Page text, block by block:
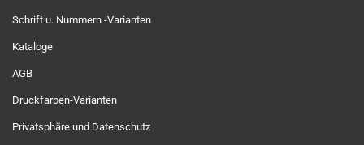
Schrift u. Nummern -Varianten
Kataloge
AGB
Druckfarben-Varianten
Privatsphäre und Datenschutz